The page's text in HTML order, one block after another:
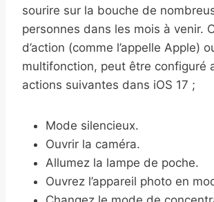
sourire sur la bouche de
personnes dans les mois à venir.
d’action (comme l’appelle Apple)
multifonction, peut être configuré
actions suivantes dans iOS 17 ;
Mode silencieux.
Ouvrir la caméra.
Allumez la lampe de poche.
Ouvrez l’appareil photo en